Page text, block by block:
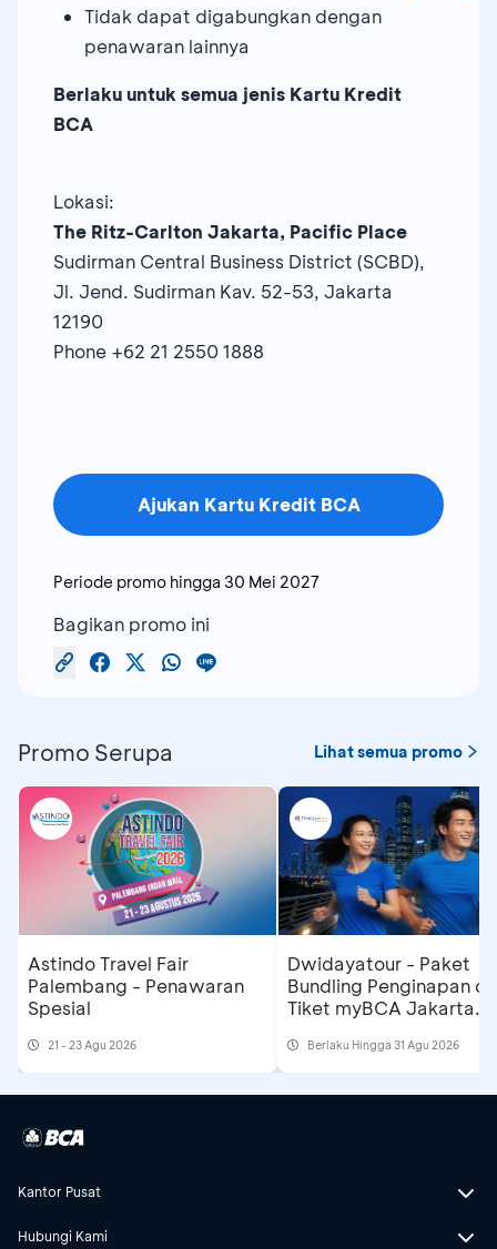
Tidak dapat digabungkan dengan
penawaran lainnya
Berlaku untuk semua jenis Kartu Kredit
BCA
Lokasi:
The Ritz-Carlton Jakarta, Pacific Place
Sudirman Central Business District (SCBD),
Jl. Jend. Sudirman Kav. 52-53, Jakarta
12190
Phone +62 21 2550 1888
Ajukan Kartu Kredit BCA
Periode promo hingga 30 Mei 2027
Bagikan promo ini
Promo Serupa Lihat semua promo
Astindo Travel Fair
Palembang - Penawaran
Spesial
21 - 23 Agu 2026
Dwidayatour - Paket
Bundling Penginapan
Tiket myBCA Jakarta
Berlaku Hingga 31 Agu 2026
Kantor Pusat
Hubungi Kami